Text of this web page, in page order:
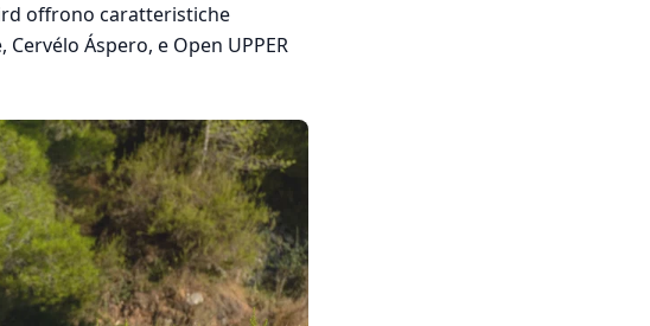
offrono caratteristiche
Áspero, e Open UPPER